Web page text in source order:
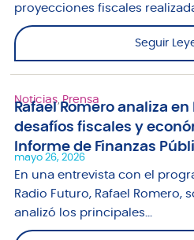
proyecciones fiscales
Seguir
Noticias, Prensa
Rafael Romero analiza en
desafíos fiscales y
Informe de Finanzas
mayo 26, 2026
En una entrevista con el
Radio Futuro, Rafael Romero,
analizó los principales...